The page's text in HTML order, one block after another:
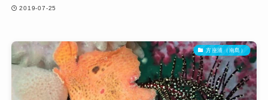
2019-07-25
方座浦（南島）